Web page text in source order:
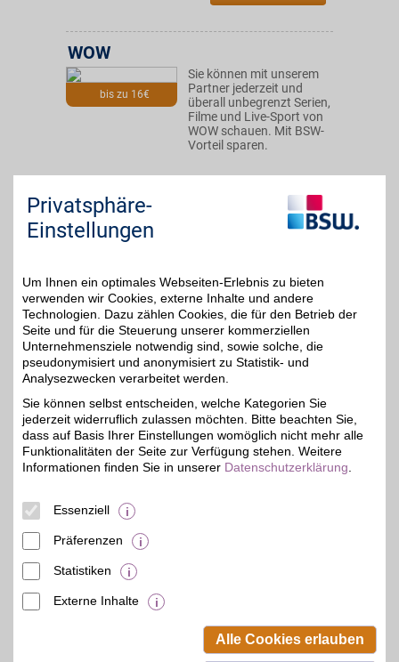
bis zu 16€
WOW
Sie können mit unserem
Partner jederzeit und
überall unbegrenzt Serien,
Filme und Live-Sport von
WOW schauen. Mit BSW-
Vorteil sparen.
bis zu 20€
Streamingdienst über
8.000
Sportübertragungen pro
Jahr erleben: von zu
Hause, unterwegs,
zeitversetzt oder im
Rückblick. Jetzt das
umfangreiche
Sportangebot genießen
und BSW-Vorteil sichern.
Zum Partnerprofil
4%
DAZN Gutschein
Beamten-Selbsthilfewerk GmbH.
Privatsphäre-
Einstellungen
Um Ihnen ein optimales Webseiten-Erlebnis zu bieten
verwenden wir Cookies, externe Inhalte und andere
Technologien. Dazu zählen Cookies, die für den Betrieb der
Seite und für die Steuerung unserer kommerziellen
Unternehmensziele notwendig sind, sowie solche, die
pseudonymisiert und anonymisiert zu Statistik- und
Analysezwecken verarbeitet werden.
Sie können selbst entscheiden, welche Kategorien Sie
jederzeit widerruflich zulassen möchten. Bitte beachten Sie,
dass auf Basis Ihrer Einstellungen womöglich nicht mehr alle
Funktionalitäten der Seite zur Verfügung stehen. Weitere
Informationen finden Sie in unserer Datenschutzerklärung
Essenziell
Präferenzen
Statistiken
Externe Inhalte
Alle Cookies erlauben